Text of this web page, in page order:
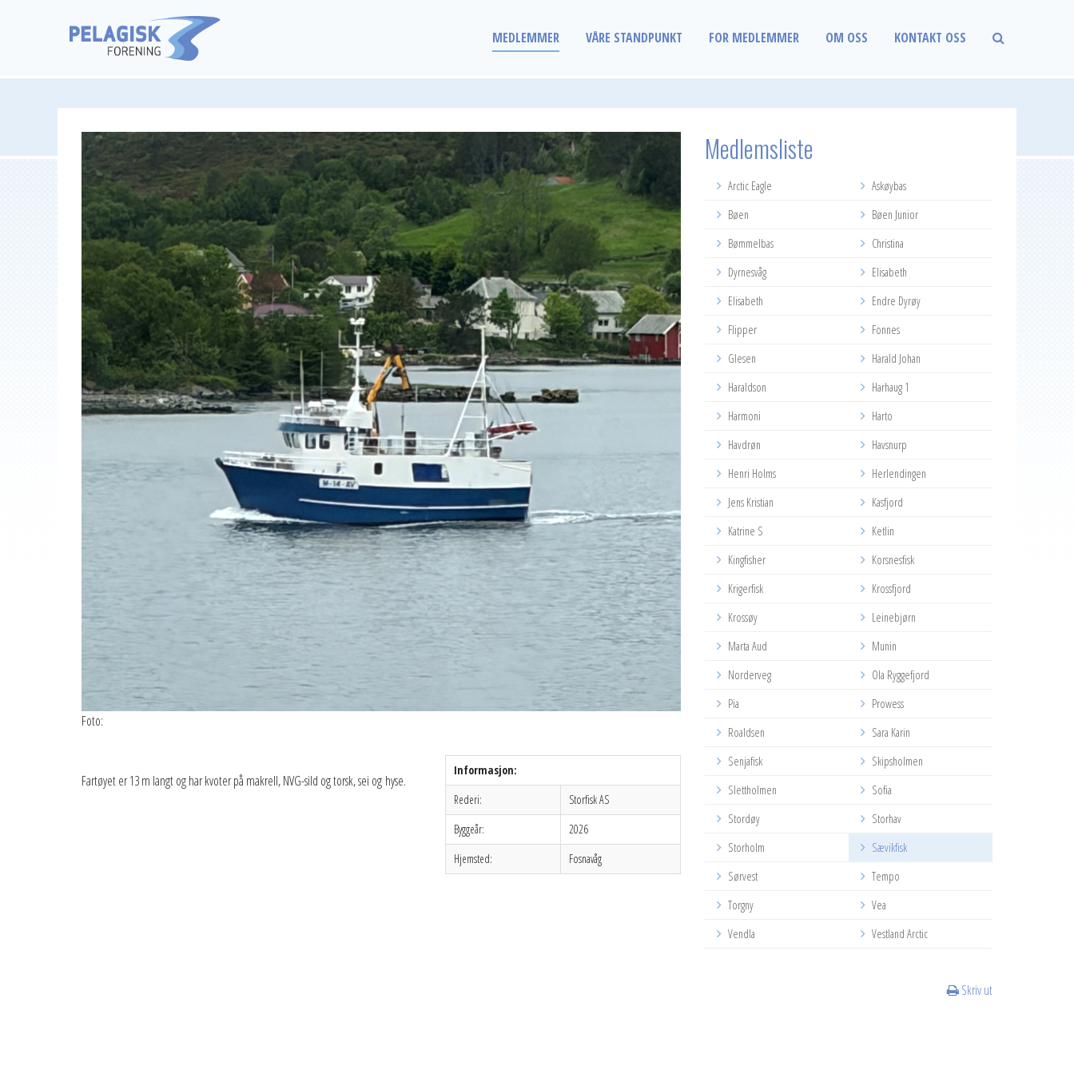
MEDLEMMER VÅRE STANDPUNKT FOR MEDLEMMER OM OSS KONTAKT OSS
Foto:
Fartøyet er 13 m langt og har kvoter på makrell, NVG-sild og torsk, sei og hyse.
Informasjon:
Rederi:
Storfisk AS
Byggeår:
2026
Hjemsted:
Fosnavåg
Medlemsliste
Arctic Eagle
Askøybas
Bøen
Bøen Junior
Bømmelbas
Christina
Dyrnesvåg
Elisabeth
Elisabeth
Endre Dyrøy
Flipper
Fonnes
Glesen
Harald Johan
Haraldson
Harhaug 1
Harmoni
Harto
Havdrøn
Havsnurp
Henri Holms
Herlendingen
Jens Kristian
Kasfjord
Katrine S
Ketlin
Kingfisher
Korsnesfisk
Krigerfisk
Krossfjord
Krossøy
Leinebjørn
Marta Aud
Munin
Norderveg
Ola Ryggefjord
Pia
Prowess
Roaldsen
Sara Karin
Senjafisk
Skipsholmen
Slettholmen
Sofia
Stordøy
Storhav
Storholm
Sævikfisk
Sørvest
Tempo
Torgny
Vea
Vendla
Vestland Arctic
Skriv ut